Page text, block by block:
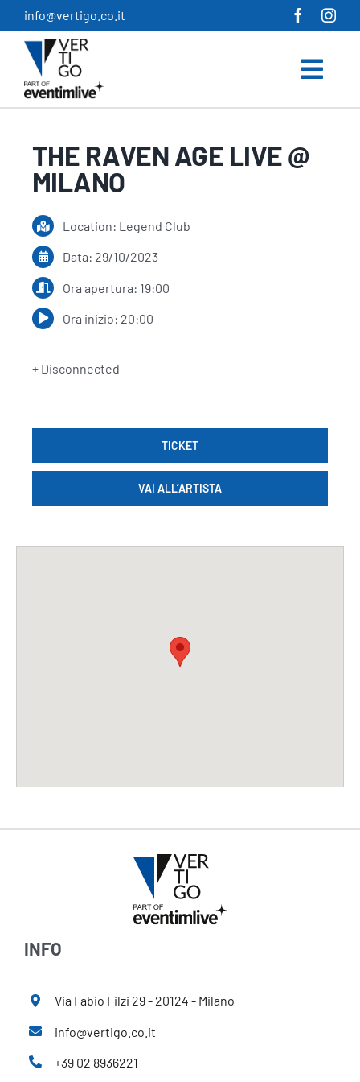
Salta
al
contenuto
info@vertigo.co.it
THE RAVEN AGE LIVE @
MILANO
Location: Legend Club
Data: 29/10/2023
Ora apertura: 19:00
Ora inizio: 20:00
+ Disconnected
TICKET
VAI ALL’ARTISTA
INFO
Via Fabio Filzi 29 - 20124 - Milano
info@vertigo.co.it
+39 02 8936221